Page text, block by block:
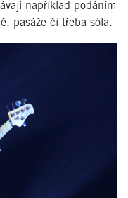
například podáním
pasáže či třeba sóla.